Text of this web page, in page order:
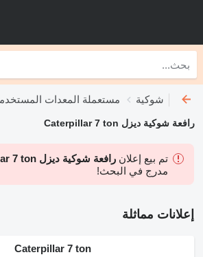
مستعملة المعدات رافعات شوكية
رافعة شوكية ديزل Caterpillar 7 ton
تم بيع إعلان رافعة شوكية ديزل Caterpillar 7 ton
مدرج في البحث!
إعلانات مماثلة
Caterpillar 7 ton